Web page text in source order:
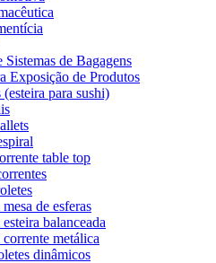
Sistemas de Bagagens
Exposição de Produtos
(esteira para sushi)
table top
de esferas
balanceada
metálica
dinâmicos